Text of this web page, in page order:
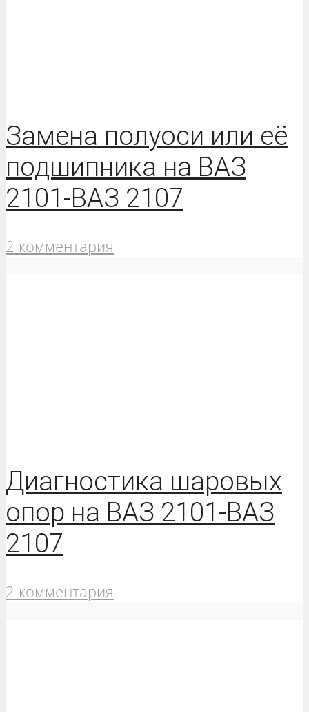
Замена полуоси или её
подшипника на ВАЗ
2101-ВАЗ 2107
2 комментария
Диагностика шаровых
опор на ВАЗ 2101-ВАЗ
2107
2 комментария